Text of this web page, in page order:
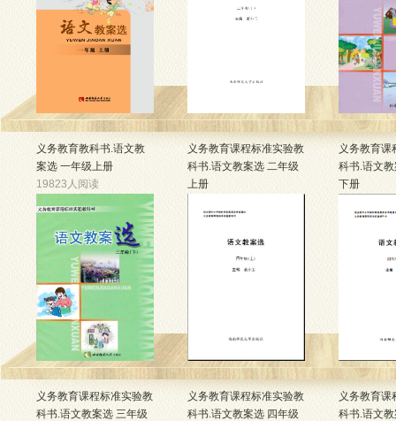
义务教育教科书.语文教
案选 一年级上册
19823人阅读
义务教育课程标准实验教
科书.语文教案选 二年级
上册
义务教育课
科书.语文
下册
义务教育课程标准实验教
科书.语文教案选 三年级
义务教育课程标准实验教
科书.语文教案选 四年级
义务教育课
科书.语文